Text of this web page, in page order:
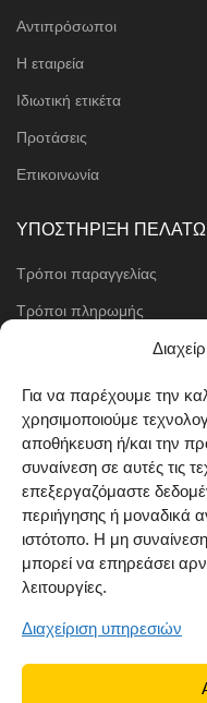
Για να παρέχουμε την
χρησιμοποιούμε
αποθήκευση ή/και την
συναίνεση σε αυτές τις
επεξεργαζόμαστε
περιήγησης ή μοναδικά
ιστότοπο. Η μη
μπορεί να επηρεάσει
λειτουργίες.
Διαχείριση υπηρεσιών
Αντιπρόσωποι
Η εταιρεία
Ιδιωτική ετικέτα
Προτάσεις
Επικοινωνία
ΥΠΟΣΤΗΡΙΞΗ
Τρόποι παραγγελίας
Τρόποι πληρωμής
Μέθοδοι αποστολής
Όροι χρήσης
Cookie Policy (EU)
ΑΚΟΛΟΥΘΗΣΤΕ ΜΑΣ